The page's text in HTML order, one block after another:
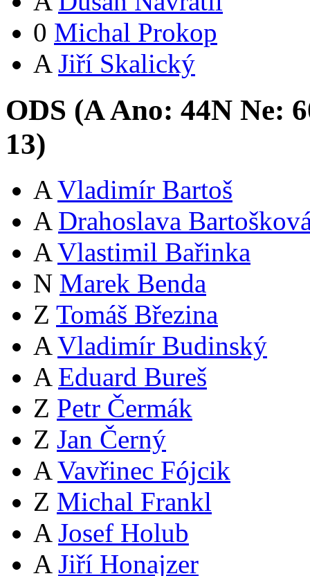
0 Michal Prokop
A Jiří Skalický
ODS (AAno: 44N Ne: 6
13)
A Vladimír Bartoš
A Drahoslava
A Vlastimil Bařinka
N Marek Benda
Z Tomáš Březina
A Vladimír Budinský
A Eduard Bureš
Z Petr Čermák
Z Jan Černý
A Vavřinec Fójcik
Z Michal Frankl
A Josef Holub
A Jiří Honajzer